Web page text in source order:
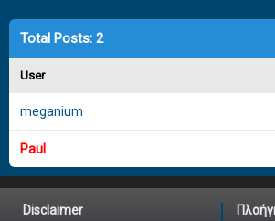
Total Posts: 2
User
meganium
Paul
Disclaimer